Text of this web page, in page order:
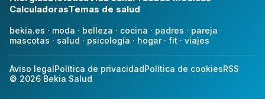
CalculadorasTemas de salud
bekia.es · moda · belleza · cocina · padres · pareja ·
mascotas · salud · psicología · hogar· fit · viajes
Aviso legalPolítica de privacidadPolítica de cookiesRSS
© 2026 Bekia Salud